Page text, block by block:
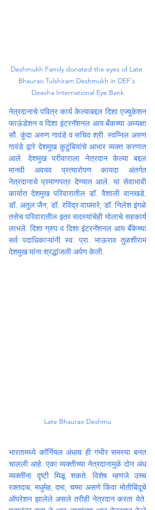
Deshmukh Family donated the eyes of Late
Bhaurao Tulshiram Deshmukh in DEF's
Deesha International Eye Bank
नेत्रदानाचे पवित्र कार्य केल्याबद्दल दिशा एज्युकेशन
फाऊंडेशन व दिशा इंटरनॅशनल आय बँकच्या अध्यक्षा
सौ. कुंदा अरुण गावंडे व सचिव श्री. स्वप्निल अरुण
गावंडे द्वारे देशमुख कुटुंबियांचे आभार व्यक्त करणात
आले. देशमुख परीवाराला नेत्रदान केल्या बद्दल
मानवी अवयव प्रत्यारोपण कायदा अंतर्गत
नेत्रदानाचे प्रमाणपत्र देण्यात आले. या सेवाभावी
कार्यात देशमुख परिवारातील डॉ. वैशाली वानखडे,
डॉ. अतुल जैन, डॉ. रविंद्र वाघमारे, डॉ. निलेश इंगळे
तसेच परिवारातील इतर सदस्यांचेही मोलाचे सहकार्य
लाभले. दिशा ग्रुप व दिशा इंटरनॅशनल आय बँकेच्या
सर्व पदाधिकाऱ्यांनी स्व. प्रा. भाऊराव तुळशीराम
देशमुख यांना श्रद्धांजली अर्पण केली.
Late Bhaurao Deshmu
भारतामध्ये कॉर्नियल अंधत्व ही गंभीर समस्या बनत
चालली आहे. एका व्यक्तीच्या नेत्रदानामुळे दोन अंध
व्यक्तींना दृष्टी मिळू शकते. विशेष म्हणजे उच्च
रक्तदाब, मधुमेह, दमा, चष्मा असणे किंवा मोतीबिंदूचे
ऑपरेशन झालेले असले तरीही नेत्रदान करता येते.